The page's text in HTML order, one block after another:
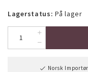
Lagerstatus: På lager
Norsk Importør